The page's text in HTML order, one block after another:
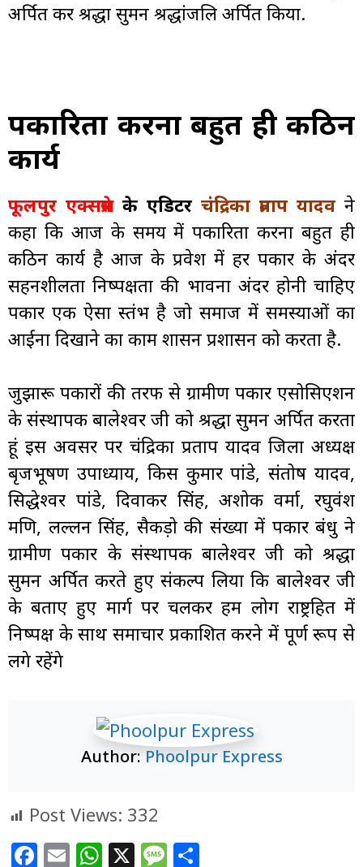
अर्पित कर श्रद्धा सुमन श्रद्धांजलि अर्पित किया.
पत्रकारिता करना बहुत ही कठिन
कार्य
फूलपुर एक्सप्रेस के एडिटर चंद्रिका प्रताप यादव ने
कहा कि आज के समय में पत्रकारिता करना बहुत ही
कठिन कार्य है आज के प्रवेश में हर पत्रकार के अंदर
सहनशीलता निष्पक्षता की भावना अंदर होनी चाहिए
पत्रकार एक ऐसा स्तंभ है जो समाज में समस्याओं का
आईना दिखाने का काम शासन प्रशासन को करता है.
जुझारू पत्रकारों की तरफ से ग्रामीण पत्रकार एसोसिएशन
के संस्थापक बालेश्वर जी को श्रद्धा सुमन अर्पित करता
हूं इस अवसर पर चंद्रिका प्रताप यादव जिला अध्यक्ष
बृजभूषण उपाध्याय, किस कुमार पांडे, संतोष यादव,
सिद्धेश्वर पांडे, दिवाकर सिंह, अशोक वर्मा, रघुवंश
मणि, लल्लन सिंह, सैकड़ो की संख्या में पत्रकार बंधु ने
ग्रामीण पत्रकार के संस्थापक बालेश्वर जी को श्रद्धा
सुमन अर्पित करते हुए संकल्प लिया कि बालेश्वर जी
के बताए हुए मार्ग पर चलकर हम लोग राष्ट्रहित में
निष्पक्ष के साथ समाचार प्रकाशित करने में पूर्ण रूप से
लगे रहेंगे
Author:Phoolpur Express
Post Views: 332
F E W X M